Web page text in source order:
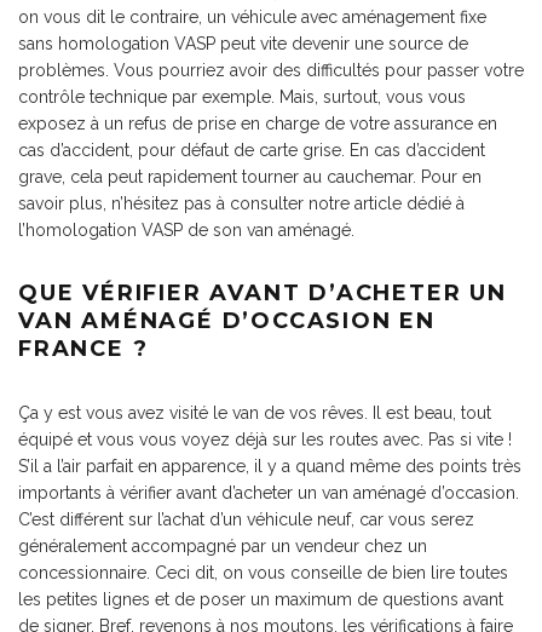
on vous dit le contraire, un véhicule avec aménagement fixe
sans homologation VASP peut vite devenir une source de
problèmes. Vous pourriez avoir des difficultés pour passer votre
contrôle technique par exemple. Mais, surtout, vous vous
exposez à un refus de prise en charge de votre assurance en
cas d’accident, pour défaut de carte grise. En cas d’accident
grave, cela peut rapidement tourner au cauchemar. Pour en
savoir plus, n’hésitez pas à consulter notre article dédié à
l’homologation VASP de son van aménagé.
QUE VÉRIFIER AVANT D’ACHETER UN
VAN AMÉNAGÉ D’OCCASION EN
FRANCE ?
Ça y est vous avez visité le van de vos rêves. Il est beau, tout
équipé et vous vous voyez déjà sur les routes avec. Pas si vite !
S’il a l’air parfait en apparence, il y a quand même des points très
importants à vérifier avant d’acheter un van aménagé d’occasion.
C’est différent sur l’achat d’un véhicule neuf, car vous serez
généralement accompagné par un vendeur chez un
concessionnaire. Ceci dit, on vous conseille de bien lire toutes
les petites lignes et de poser un maximum de questions avant
de signer. Bref, revenons à nos moutons, les vérifications à faire